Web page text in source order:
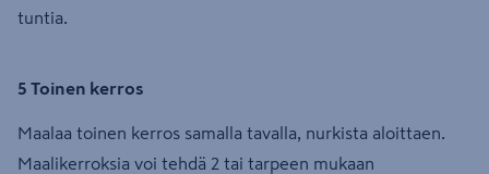
tuntia.
5 Toinen kerros
Maalaa toinen kerros samalla tavalla, nurkista aloittaen.
Maalikerroksia voi tehdä 2 tai tarpeen mukaan